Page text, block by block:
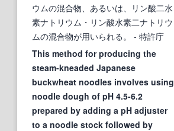
ウムの混合物、あるいは、リン酸二水
素ナトリウム・リン酸水素二ナトリウ
ムの混合物が用いられる。
- 特許庁
This method for producing the
steam-kneaded Japanese
buckwheat noodles involves using
noodle dough of pH 4.5-6.2
prepared by adding a pH adjuster
to a noodle stock followed by